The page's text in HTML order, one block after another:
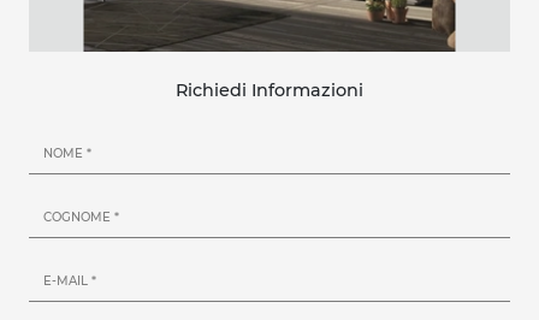
Richiedi Informazioni